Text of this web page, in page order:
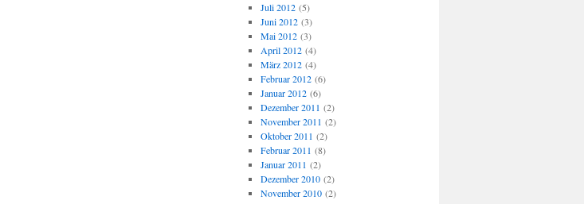
Juli 2012(5)
Juni 2012(3)
Mai 2012(3)
April 2012(4)
März 2012(4)
Februar 2012(6)
Januar 2012(6)
Dezember 2011 (2)
November 2011 (2)
Oktober 2011 (2)
Februar 2011 (8)
Januar 2011 (2)
Dezember 2010(2)
November 2010(2)